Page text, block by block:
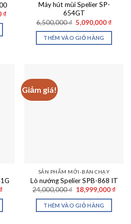
₫Giá
11,299,000 ₫.
Máy hút mùi Spelier SP-
654GT
6,500,000₫ Giá
gốc
là:
6,500,000 ₫.
5,090,000 ₫Giá
THÊM VÀO GIỎ HÀNG
₫Giá
Giảm giá!
SẢN PHẨM MỚI-BÁN CHẠY
Lò nướng Spelier SPB-868 IT
24,000,000₫ Giá
gốc
là:
24,000,000 ₫.
18,999,000 ₫Giá
THÊM VÀO GIỎ HÀNG